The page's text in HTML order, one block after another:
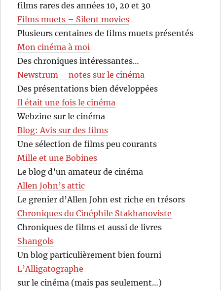
films rares des années 10, 20 et 30
Films muets – Silent movies
Plusieurs centaines de films muets présentés
Mon cinéma à moi
Des chroniques intéressantes…
Newstrum – notes sur le cinéma
Des présentations bien développées
Il était une fois le cinéma
Webzine sur le cinéma
Blog: Avis sur des films
Une sélection de films peu courants
Mille et une Bobines
Le blog d’un amateur de cinéma
Allen John’s attic
Le grenier d’Allen John est riche en trésors
Chroniques du Cinéphile Stakhanoviste
Chroniques de films et aussi de livres
Shangols
Un blog particulièrement bien fourni
L’Alligatographe
sur le cinéma (mais pas seulement…)